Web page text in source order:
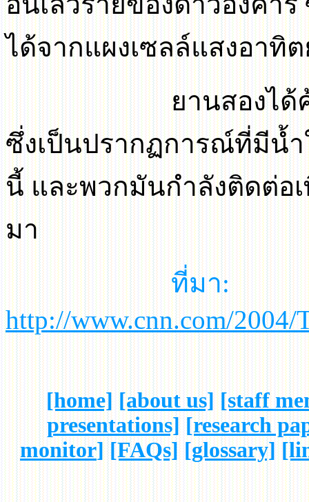
ได้จากแผงเซลล์แสงอาทิ
ยานสองได้ค้นพบ
ซึ่งเป็นปรากฏการณ์ที่มีน้
นี้ และพวกมันกำลังติดต่อ
มา
ที่มา:
http://www.cnn.com/2004/
[home] [about us] [staff
presentations] [research
monitor] [FAQs] [glossary]